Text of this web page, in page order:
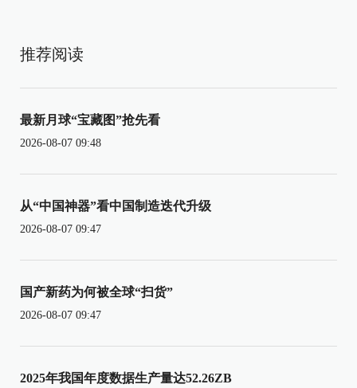
推荐阅读
最新月球“宝藏图”抢先看
2026-08-07 09:48
从“中国神器”看中国制造迭代升级
2026-08-07 09:47
国产新药为何被全球“扫货”
2026-08-07 09:47
2025年我国年度数据生产量达52.26ZB